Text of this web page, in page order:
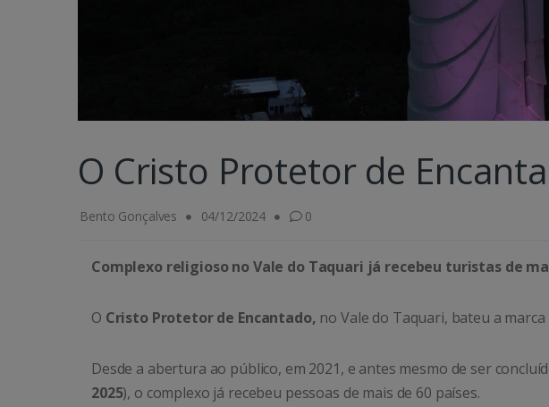
O Cristo Protetor de
Bento Gonçalves 04/12/2024 0
Complexo religioso no Vale do Taquari já recebeu turistas de
O Cristo Protetor de Encantado, no Vale do Taquari, bateu a
Desde a abertura ao público, em 2021, e antes mesmo de ser
2025), o complexo já recebeu pessoas de mais de 60 países.